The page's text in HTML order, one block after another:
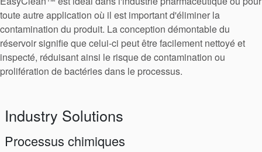
Durabilité
toute autre application où il est important d'éliminer la
contamination du produit. La conception démontable du
réservoir signifie que celui-ci peut être facilement nettoyé et
inspecté, réduisant ainsi le risque de contamination ou
prolifération de bactéries dans le processus.
Industry Solutions
Processus chimiques